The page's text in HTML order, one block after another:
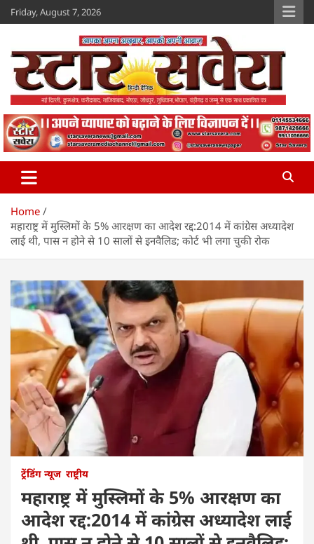
Skip
to
Friday, August 7, 2026
Star Savera
www.starsavera.com
Home
महाराष्ट्र में मुस्लिमों के 5% आरक्षण का आदेश रद्द:2014 में कांग्रेस अध्यादेश
लाई थी, पास न होने से 10 सालों से इनवैलिड; कोर्ट भी लगा चुकी रोक
ट्रेंडिंग न्यूज राष्ट्रीय
महाराष्ट्र में मुस्लिमों के 5% आरक्षण का
आदेश रद्द:2014 में कांग्रेस अध्यादेश लाई